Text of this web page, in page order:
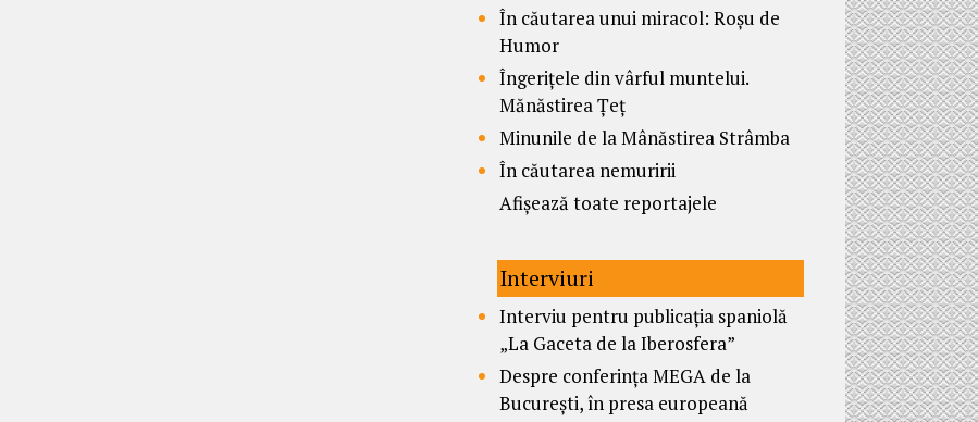
În căutarea unui miracol: Roșu de
Humor
Îngerițele din vârful muntelui.
Mănăstirea Țeț
Minunile de la Mânăstirea Strâmba
În căutarea nemuririi
Afișează toate reportajele
Interviuri
Interviu pentru publicația spaniolă
„La Gaceta de la Iberosfera”
Despre conferința MEGA de la
București, în presa europeană